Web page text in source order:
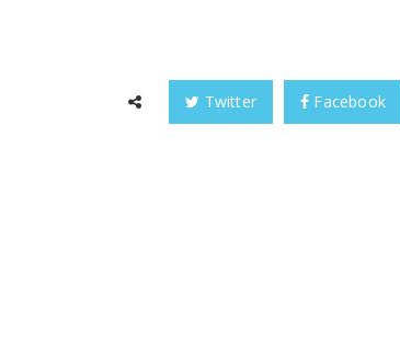
Twitter Facebook